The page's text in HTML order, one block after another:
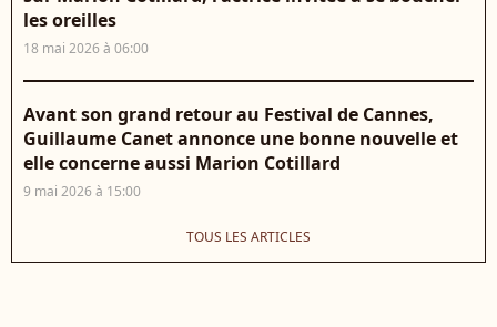
les oreilles
18 mai 2026 à 06:00
Avant son grand retour au Festival de Cannes,
Guillaume Canet annonce une bonne nouvelle et
elle concerne aussi Marion Cotillard
9 mai 2026 à 15:00
TOUS LES ARTICLES